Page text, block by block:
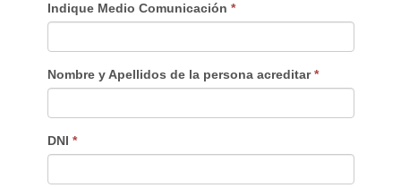
Indique Medio Comunicación *
Nombre y Apellidos de la persona acreditar*
DNI *